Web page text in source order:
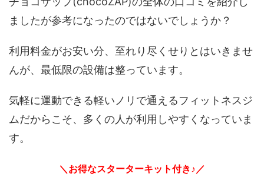
ましたが参考になったのではないでしょうか？
利用料金がお安い分、至れり尽くせりとはいきませ
んが、最低限の設備は整っています。
気軽に運動できる軽いノリで通えるフィットネスジ
ムだからこそ、多くの人が利用しやすくなっていま
す。
＼お得なスターターキット付き♪／